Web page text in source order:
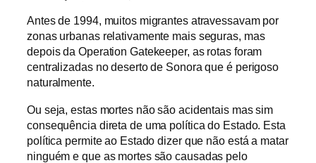
Antes de 1994, muitos migrantes atravessavam por
zonas urbanas relativamente mais seguras, mas
depois da Operation Gatekeeper, as rotas foram
centralizadas no deserto de Sonora que é perigoso
naturalmente.
Ou seja, estas mortes não são acidentais mas sim
consequência direta de uma política do Estado. Esta
política permite ao Estado dizer que não está a matar
ninguém e que as mortes são causadas pelo